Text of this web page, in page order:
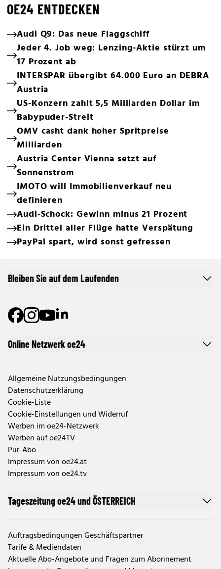
OE24 ENTDECKEN
Audi Q9: Das neue Flaggschiff
Jeder 4. Job weg: Lenzing-Aktie stürzt um
17 Prozent ab
INTERSPAR übergibt 64.000 Euro an DEBRA
Austria
US-Konzern zahlt 5,5 Milliarden Dollar im
Babypuder-Streit
OMV casht dank hoher Spritpreise
Milliarden
Austria Center Vienna setzt auf
Sonnenstrom
IMOTO will Immobilienverkauf neu
definieren
Audi-Schock: Gewinn minus 21 Prozent
Ein Drittel aller Flüge hatte Verspätung
PayPal spart, wird sonst gefressen
Online Netzwerk oe24
Allgemeine Nutzungsbedingungen
Datenschutzerklärung
Cookie-Liste
Cookie-Einstellungen und Widerruf
Werben im oe24-Netzwerk
Werben auf oe24TV
Pur-Abo
Impressum von oe24.at
Impressum von oe24.tv
Tageszeitung oe24 und ÖSTERREICH
Auftragsbedingungen Geschäftspartner
Tarife & Mediendaten
Aktuelle Abo-Angebote und Fragen zum Abonnement
Bleiben Sie auf dem Laufenden